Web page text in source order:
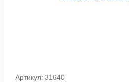
Артикул: 31640